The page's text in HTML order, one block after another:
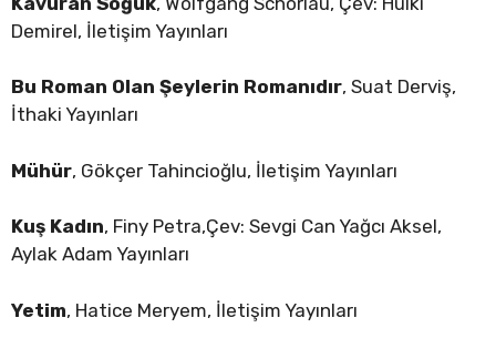
Demirel, İletişim Yayınları
Bu Roman Olan Şeylerin Romanıdır, Suat Derviş,
İthaki Yayınları
Mühür, Gökçer Tahincioğlu, İletişim Yayınları
Kuş Kadın, Finy Petra,Çev: Sevgi Can Yağcı Aksel,
Aylak Adam Yayınları
Yetim, Hatice Meryem, İletişim Yayınları